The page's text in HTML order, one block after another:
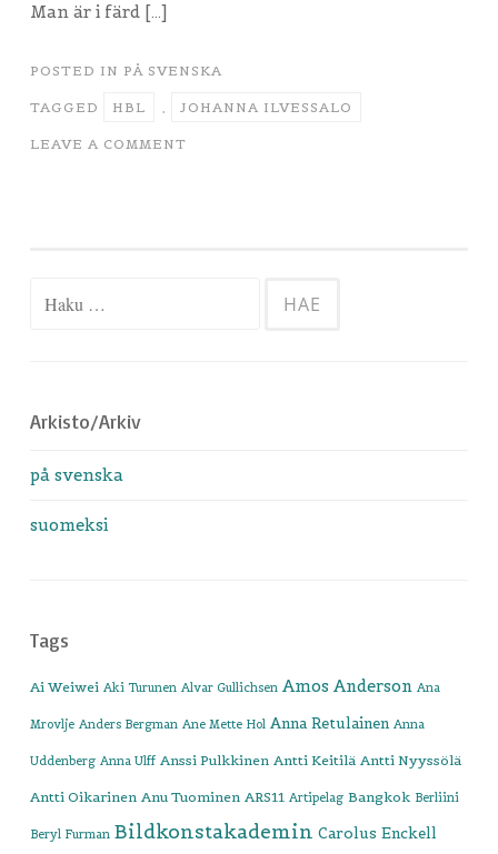
Man är i färd […]
POSTED IN PÅ SVENSKA
TAGGED HBL , JOHANNA ILVESSALO
LEAVE A COMMENT
Haku:
Arkisto/Arkiv
på svenska
suomeksi
Tags
Ai Weiwei Aki Turunen Alvar Gullichsen Amos Anderson Ana
Mrovlje Anders Bergman Ane Mette Hol Anna Retulainen Anna
Uddenberg Anna Ulff Anssi Pulkkinen Antti Keitilä Antti Nyyssölä
Antti Oikarinen Anu Tuominen ARS11 Artipelag Bangkok Berliini
Beryl Furman Bildkonstakademin Carolus Enckell